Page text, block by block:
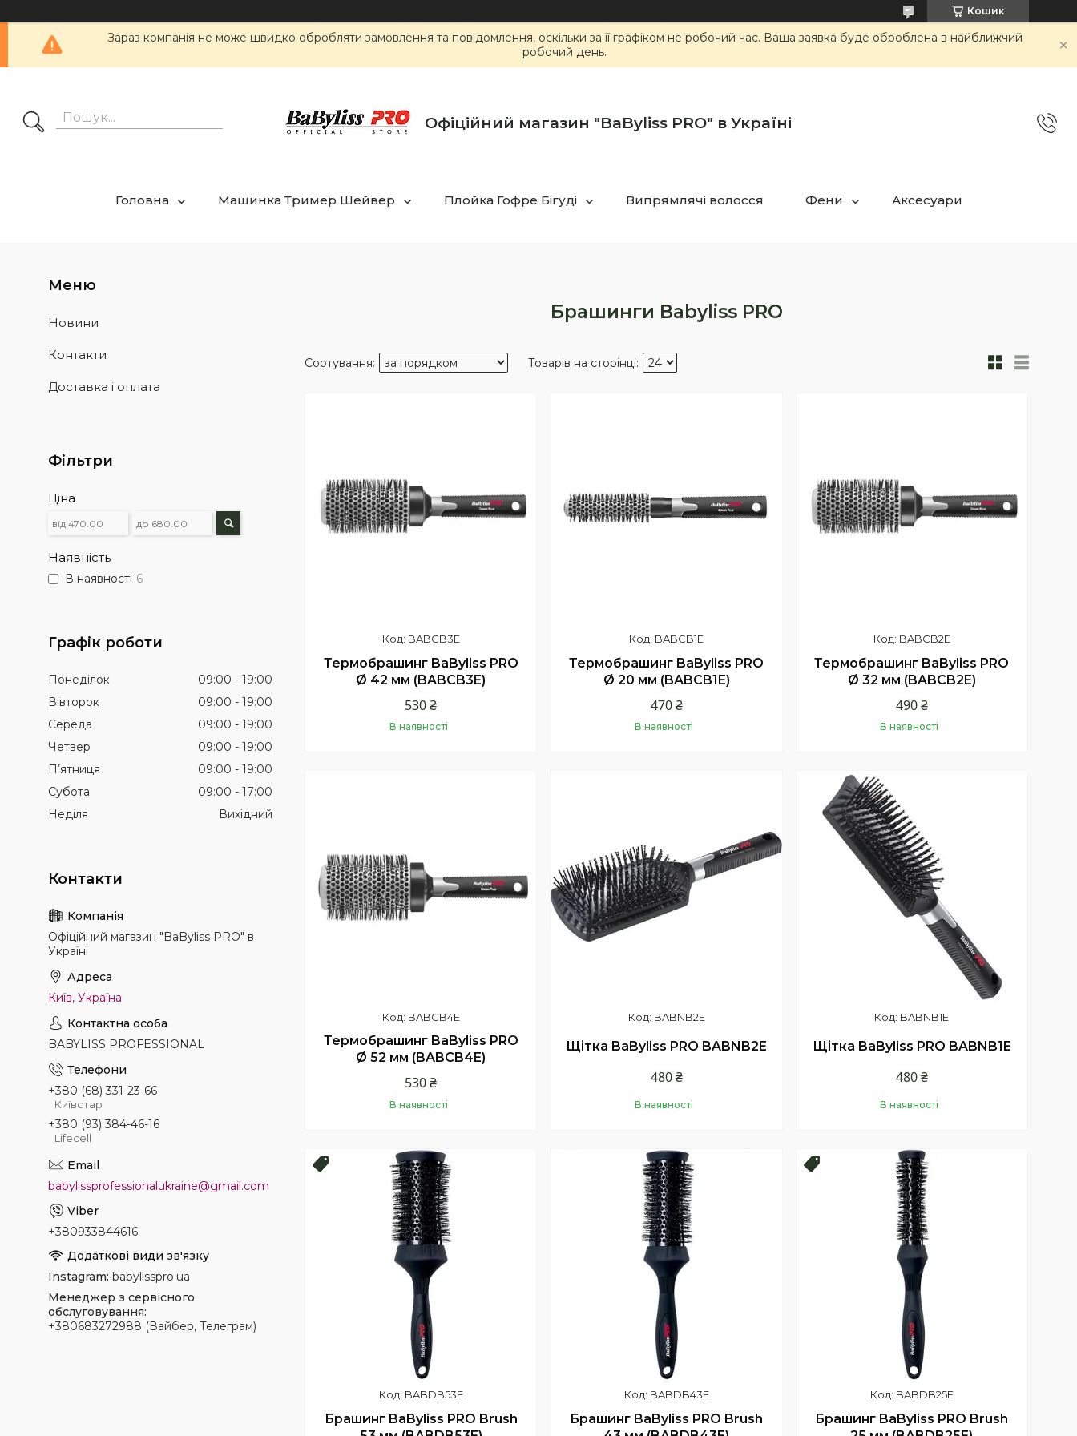
Кошик
Зараз компанія не може швидко обробляти замовлення та повідомлення, оскільки за її графіком не робочий час. Ваша заявка буде оброблена в найближчий
робочий день.
Офіційний магазин "BaByliss PRO" в Україні
Головна Машинка Тример Шейвер Плойка Гофре Бігуді Випрямлячі волосся Фени Аксесуари
Брашинги Babyliss PRO
BABCB3E
Термобрашинг BaByliss PRO
Ø 42 мм (BABCB3E)
530 ₴
В наявності
BABCB1E
Термобрашинг BaByliss PRO
Ø 20 мм (BABCB1E)
470 ₴
В наявності
BABCB2E
Термобрашинг BaByliss PRO
Ø 32 мм (BABCB2E)
490 ₴
В наявності
BABCB4E
Термобрашинг BaByliss PRO
Ø 52 мм (BABCB4E)
530 ₴
В наявності
Купити
BABNB2E
Щітка BaByliss PRO BABNB2E
480 ₴
В наявності
Купити
BABNB1E
Щітка BaByliss PRO BABNB1E
480 ₴
В наявності
Купити
BABDB53E
Брашинг BaByliss PRO Brush
BABDB43E
Брашинг BaByliss PRO Brush
BABDB25E
Брашинг BaByliss PRO Brush
Новини
Контакти
Доставка і оплата
Фільтри
Ціна
Наявність
В наявності 6
Графік роботи
Понеділок 09:00
19:00
Вівторок
09:00
19:00
Середа
09:00
19:00
Четвер
09:00
19:00
Пʼятниця
09:00
19:00
Субота
09:00
17:00
Неділя
Вихідний
Офіційний магазин "BaByliss PRO" в
Україні
Київ, Україна
BABYLISS PROFESSIONAL
+380 (68) 331-23-66
Київстар
+380 (93) 384-46-16
Lifecell
babylissprofessionalukraine@gmail.com
+380933844616
Instagram babylisspro.ua
Менеджер з сервісного
обслуговування
+380683272988 (Вайбер, Телеграм)